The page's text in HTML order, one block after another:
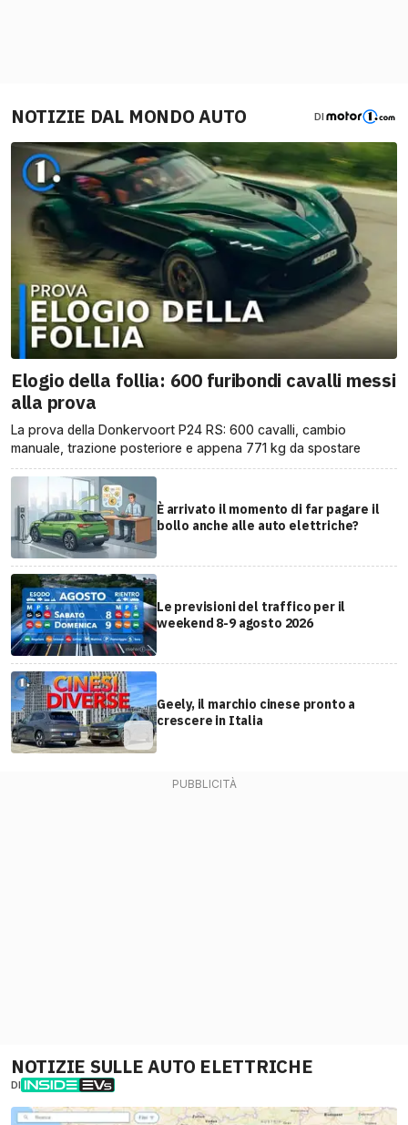
NOTIZIE DAL MONDO AUTO DI
Elogio della follia: 600 furibondi cavalli messi
alla prova
La prova della Donkervoort P24 RS: 600 cavalli, cambio
manuale, trazione posteriore e appena 771 kg da spostare
È arrivato il momento di far pagare il
bollo anche alle auto elettriche?
Le previsioni del traffico per il
weekend 8-9 agosto 2026
Geely, il marchio cinese pronto a
crescere in Italia
NOTIZIE SULLE AUTO ELETTRICHE
DI